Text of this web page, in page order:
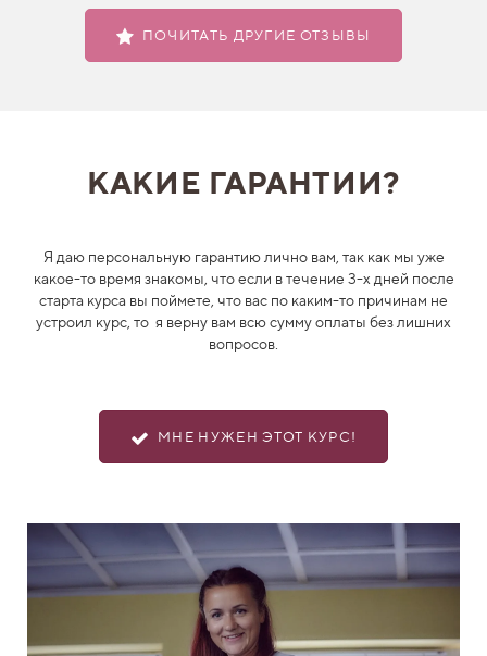
ПОЧИТАТЬ ДРУГИЕ ОТЗЫВЫ
КАКИЕ ГАРАНТИИ?
Я даю персональную гарантию лично вам, так как мы уже
какое-то время знакомы, что если в течение 3-х дней после
старта курса вы поймете, что вас по каким-то причинам не
устроил курс, то я верну вам всю сумму оплаты без лишних
вопросов.
МНЕ НУЖЕН ЭТОТ КУРС!